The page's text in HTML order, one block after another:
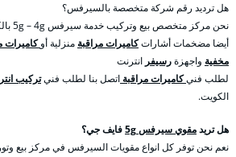
هل ترديد رقم شركة متخصصة بالسيرفس؟
نحن مركز متخصص بيع وتركيب خدمة سيرفس 5g – 4g بالكويت بوستر مضخم شبكه
أيضا مضخمات أشاراتكاميرات مراقبة منزلية أوكاميرات
مخفية واجهزةرسيفر انترنت
لطلب فنيكاميرات مراقبة اتصل بنا لطلب فنيتركيب
الكويت.
هل تريدمقوي سيرفس 5g
فايف جي؟
نعم نحن توفر كل انواع مقويات السيرفس في مركز بيع